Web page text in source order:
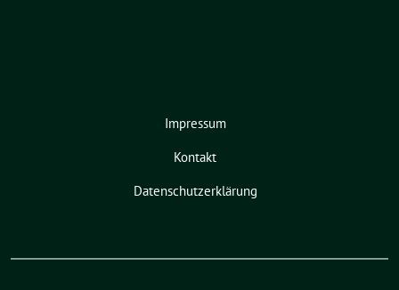
Impressum
Kontakt
Datenschutzerklärung